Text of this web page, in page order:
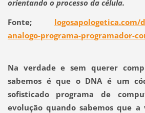
orientando o processo da célula.
Fonte; logosapologetica.com/
analogo-programa-programador-
Na verdade e sem querer
sabemos é que o DNA é um
sofisticado programa de
evolução quando sabemos que